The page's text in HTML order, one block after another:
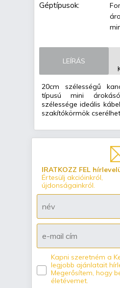
Géptípusok:
LEÍRÁS
20cm szélességű
típusú mini
szélessége ideális
szakítókörmök
IRATKOZZ FEL
Értesülj akcióinkról,
újdonságainkról.
Kapni szeretném a
legjobb ajánlatait
Megerősítem, hogy
életévemet.